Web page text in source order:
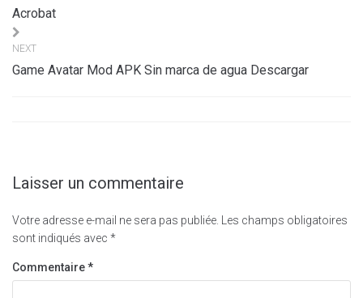
l’article
Acrobat
NEXT
Game Avatar Mod APK Sin marca de agua Descargar
Laisser un commentaire
Votre adresse e-mail ne sera pas publiée.
Les champs obligatoires
sont indiqués avec *
Commentaire*